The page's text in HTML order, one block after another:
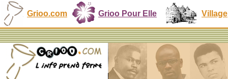
Grioo.com Grioo Pour Elle Village